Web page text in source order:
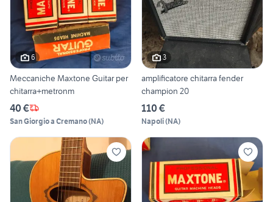
6
Meccaniche Maxtone Guitar per
chitarra+metronm
40 €
San Giorgio a Cremano(NA)
3
amplificatore chitarra fender
champion 20
110 €
Napoli(NA)